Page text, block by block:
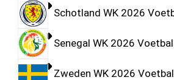
Schotland WK 2026
Senegal WK 2026
Zweden WK 2026